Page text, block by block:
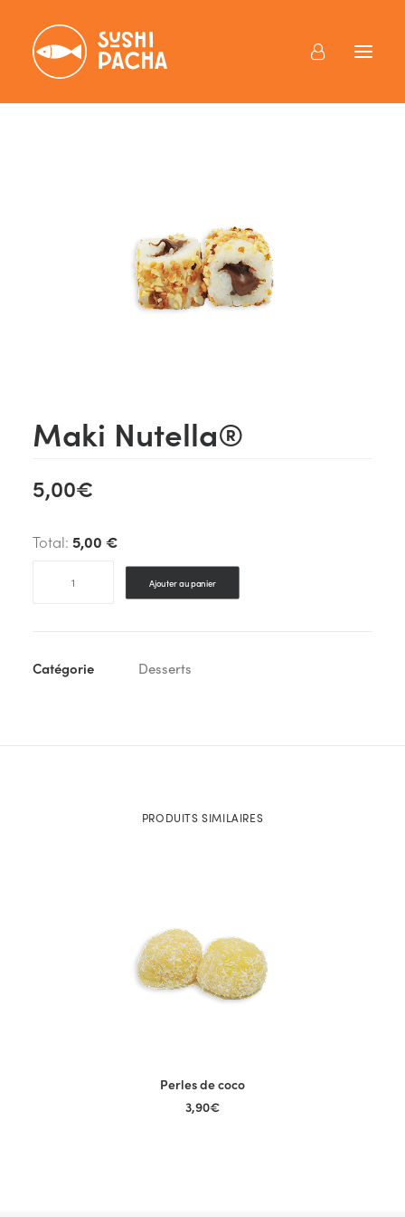
Maki Nutella®
5,00€
Total: 5,00 €
Ajouter au panier
Catégorie Desserts
PRODUITS SIMILAIRES
Perles de coco
3,90€